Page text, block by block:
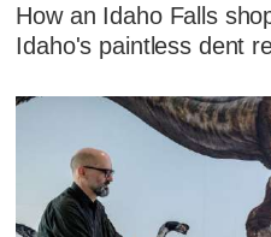
How an Idaho Falls
Idaho's paintless dent